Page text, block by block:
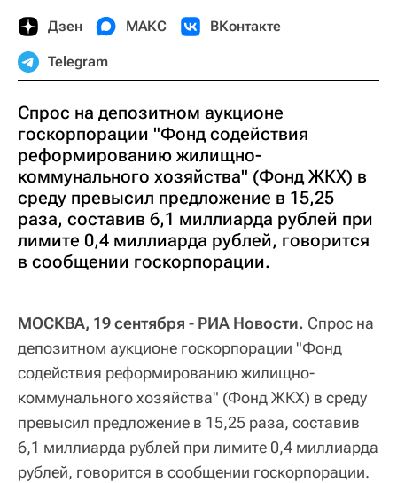
Дзен МАКС ВКонтакте
Telegram
Спрос на депозитном аукционе
госкорпорации "Фонд содействия
реформированию жилищно-
коммунального хозяйства" (Фонд ЖКХ) в
среду превысил предложение в 15,25
раза, составив 6,1 миллиарда рублей при
лимите 0,4 миллиарда рублей, говорится
в сообщении госкорпорации.
МОСКВА, 19 сентября - РИА Новости. Спрос на
депозитном аукционе госкорпорации "Фонд
содействия реформированию жилищно-
коммунального хозяйства" (Фонд ЖКХ) в среду
превысил предложение в 15,25 раза, составив
6,1 миллиарда рублей при лимите 0,4 миллиарда
рублей, говорится в сообщении госкорпорации.